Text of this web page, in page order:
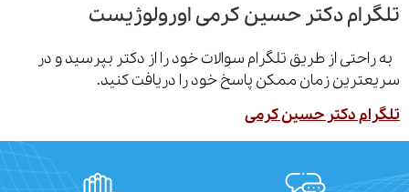
دکتر حسین کرمی اورولوژیست
از طریق تلگرام سوالات خود را از دکتر بپرسید و در
زمان ممکن پاسخ خود را دریافت کنید.
دکتر حسین کرمی